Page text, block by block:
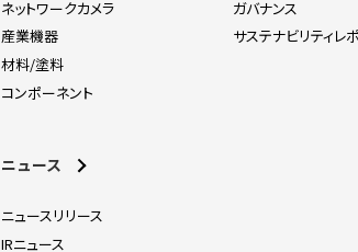
ネットワークカメラ
産業機器
材料/塗料
コンポーネント
ニュース
ニュースリリース
IRニュース
ガバナンス
サステナビリティレ